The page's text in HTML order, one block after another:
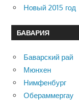
Новый 2015 год
БАВАРИЯ
Баварский рай
Мюнхен
Нимфенбург
Обераммергау